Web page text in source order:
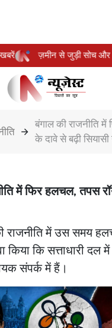
खबरें ज़मीन से जुड़ी सोच
बंगाल की राजनीति
के दावे से बढ़ी सियासी
में फिर हलचल, तपस
राजनीति में उस समय
किया कि सत्ताधारी दल
संपर्क में हैं।